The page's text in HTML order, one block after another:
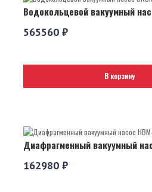
Водокольцевой вакуумный
565560 ₽
В корзину
Диафрагменный вакуумный
162980 ₽